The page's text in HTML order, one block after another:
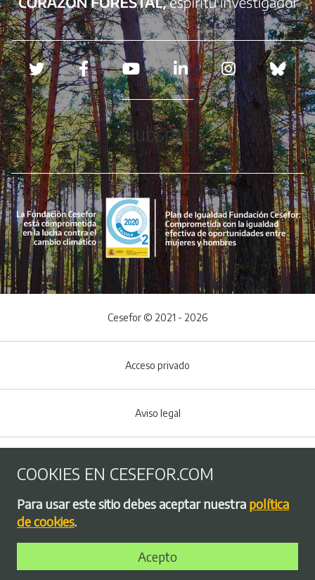
Redes sociales
Hubspot
Menú del pie
Cesefor © 2021 - 2026
Acceso privado
Aviso legal
Política de privacidad
Bolsa de empleo
COOKIES EN CESEFOR.COM
Para usar este sitio debes aceptar nuestra política
de cookies.
Acepto